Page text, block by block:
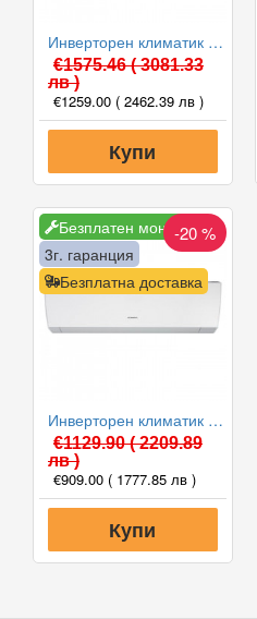
Инверторен климатик General ASHG12KMCE/AOHG12KMCC, 12000 BTU, Клас A++
€1575.46( 3081.33
лв )
€1259.00 ( 2462.39 лв )
Купи
Безплатен монтаж
Безплатна доставка
3г. гаранция
-20 %
Инверторен климатик General ASHG12LMCA/AOHG12LMCA, 12000 BTU, Клас A++
€1129.90( 2209.89
лв )
€909.00 ( 1777.85 лв )
Купи